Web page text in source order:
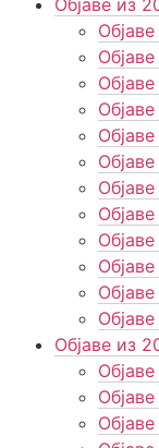
Објаве из
Објаве из